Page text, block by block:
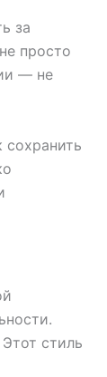
за
просто
— не
стиль